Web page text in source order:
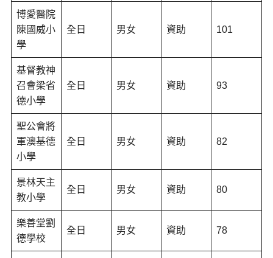
博愛醫院
陳國威小
學
全日 男女 資助 101
基督教神
召會梁省
德小學
全日 男女 資助 93
聖公會將
軍澳基德
小學
全日 男女 資助 82
景林天主
教小學
全日 男女 資助 80
樂善堂劉
德學校
全日 男女 資助 78